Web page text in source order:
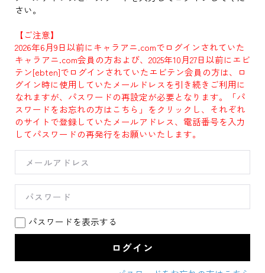
さい。
【ご注意】
2026年6月9日以前にキャラアニ.comでログインされていた
キャラアニ.com会員の方および、2025年10月27日以前にエビ
テン[ebten]でログインされていたエビテン会員の方は、ロ
グイン時に使用していたメールドレスを引き続きご利用に
なれますが、パスワードの再設定が必要となります。「パ
スワードをお忘れの方はこちら」をクリックし、それぞれ
のサイトで登録していたメールアドレス、電話番号を入力
してパスワードの再発行をお願いいたします。
パスワードを表示する